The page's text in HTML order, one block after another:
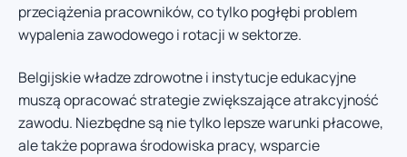
przeciążenia pracowników, co tylko pogłębi problem
wypalenia zawodowego i rotacji w sektorze.
Belgijskie władze zdrowotne i instytucje edukacyjne
muszą opracować strategie zwiększające atrakcyjność
zawodu. Niezbędne są nie tylko lepsze warunki płacowe,
ale także poprawa środowiska pracy, wsparcie